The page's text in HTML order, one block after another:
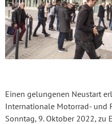
Einen gelungenen Neustart
Internationale Motorrad- und
Sonntag, 9. Oktober 2022, zu